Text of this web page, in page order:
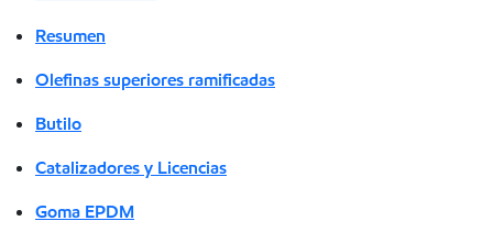
Resumen
Olefinas superiores ramificadas
Butilo
Catalizadores y Licencias
Goma EPDM